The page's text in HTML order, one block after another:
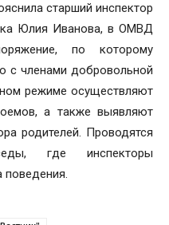
старший инспектор
Юлия Иванова, в ОМВД
по которому
с членами добровольной
режиме осуществляют
а также выявляют
родителей. Проводятся
где инспекторы
поведения.